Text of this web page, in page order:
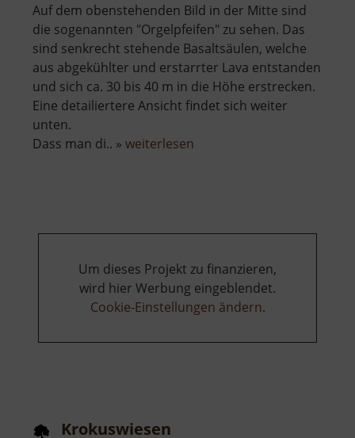
Auf dem obenstehenden Bild in der Mitte sind
die sogenannten "Orgelpfeifen" zu sehen. Das
sind senkrecht stehende Basaltsäulen, welche
aus abgekühlter und erstarrter Lava entstanden
und sich ca. 30 bis 40 m in die Höhe erstrecken.
Eine detailiertere Ansicht findet sich weiter
unten.
Dass man di.. » weiterlesen
Um dieses Projekt zu finanzieren,
wird hier Werbung eingeblendet.
Cookie-Einstellungen ändern.
Krokuswiesen